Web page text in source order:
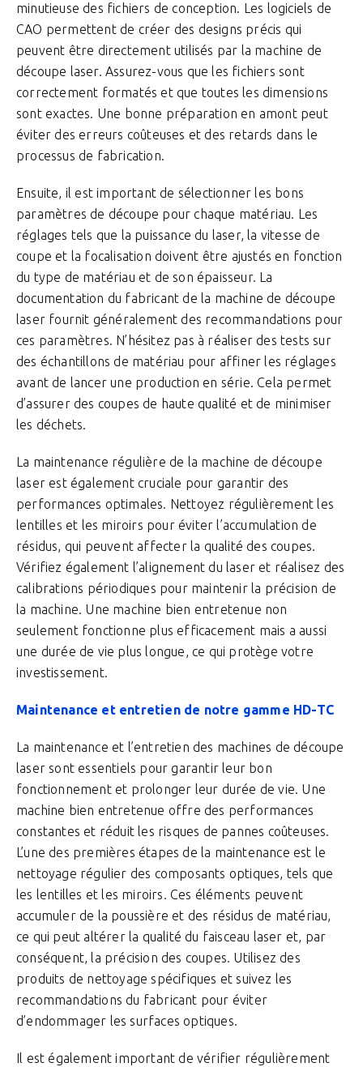
minutieuse des fichiers de conception. Les logiciels de
CAO permettent de créer des designs précis qui
peuvent être directement utilisés par la machine de
découpe laser. Assurez-vous que les fichiers sont
correctement formatés et que toutes les dimensions
sont exactes. Une bonne préparation en amont peut
éviter des erreurs coûteuses et des retards dans le
processus de fabrication.
Ensuite, il est important de sélectionner les bons
paramètres de découpe pour chaque matériau. Les
réglages tels que la puissance du laser, la vitesse de
coupe et la focalisation doivent être ajustés en fonction
du type de matériau et de son épaisseur. La
documentation du fabricant de la machine de découpe
laser fournit généralement des recommandations pour
ces paramètres. N’hésitez pas à réaliser des tests sur
des échantillons de matériau pour affiner les réglages
avant de lancer une production en série. Cela permet
d’assurer des coupes de haute qualité et de minimiser
les déchets.
La maintenance régulière de la machine de découpe
laser est également cruciale pour garantir des
performances optimales. Nettoyez régulièrement les
lentilles et les miroirs pour éviter l’accumulation de
résidus, qui peuvent affecter la qualité des coupes.
Vérifiez également l’alignement du laser et réalisez des
calibrations périodiques pour maintenir la précision de
la machine. Une machine bien entretenue non
seulement fonctionne plus efficacement mais a aussi
une durée de vie plus longue, ce qui protège votre
investissement.
Maintenance et entretien de notre gamme HD-TC
La maintenance et l’entretien des machines de découpe
laser sont essentiels pour garantir leur bon
fonctionnement et prolonger leur durée de vie. Une
machine bien entretenue offre des performances
constantes et réduit les risques de pannes coûteuses.
L’une des premières étapes de la maintenance est le
nettoyage régulier des composants optiques, tels que
les lentilles et les miroirs. Ces éléments peuvent
accumuler de la poussière et des résidus de matériau,
ce qui peut altérer la qualité du faisceau laser et, par
conséquent, la précision des coupes. Utilisez des
produits de nettoyage spécifiques et suivez les
recommandations du fabricant pour éviter
d’endommager les surfaces optiques.
Il est également important de vérifier régulièrement